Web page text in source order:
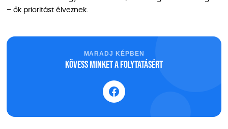
– ők prioritást élveznek.
MARADJ KÉPBEN
Kövess minket a folytatásért